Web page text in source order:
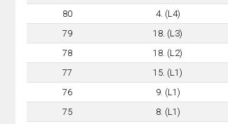
80
4. (L4)
79
18. (L3)
78
18. (L2)
77
15. (L1)
76
9. (L1)
75
8. (L1)